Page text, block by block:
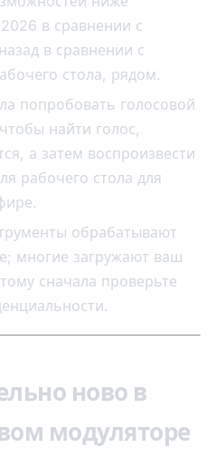
в сравнении с
в сравнении с
стола, рядом.
попробовать голосовой
найти голос,
а затем воспроизвести
рабочего стола для
обрабатывают
многие загружают ваш
сначала проверьте
ново в
модуляторе